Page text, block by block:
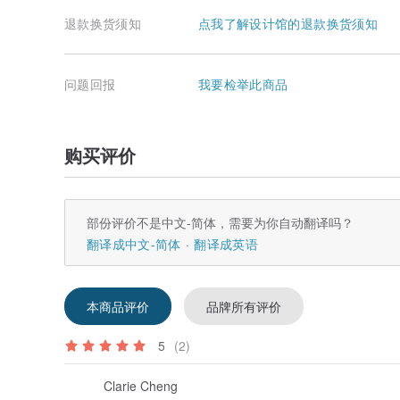
退款换货须知 点我了解设计馆的退款换货须知
问题回报 我要检举此商品
购买评价
部份评价不是中文-简体，需要为你自动翻译吗？
翻译成中文-简体
翻译成英语
本商品评价 品牌所有评价
5 (2)
Clarie Cheng